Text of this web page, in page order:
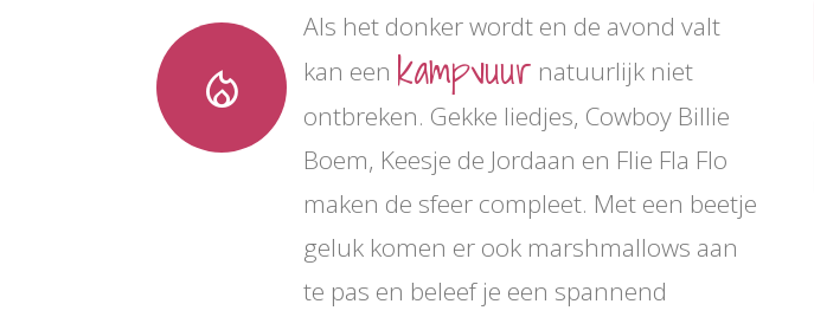
local_fire_department
Als het donker wordt en de avond valt
kan een kampvuur natuurlijk niet
ontbreken. Gekke liedjes, Cowboy Billie
Boem, Keesje de Jordaan en Flie Fla Flo
maken de sfeer compleet. Met een beetje
geluk komen er ook marshmallows aan
te pas en beleef je een spannend